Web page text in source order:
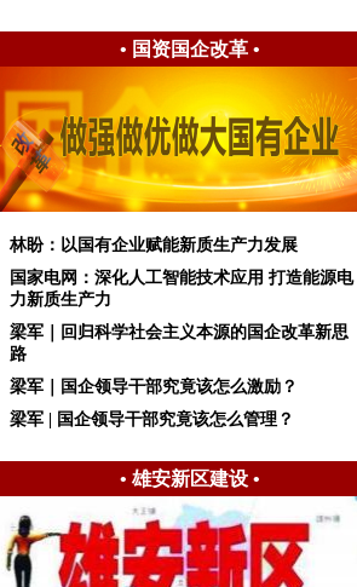
• 国资国企改革•
林盼：以国有企业赋能新质生产力发展
国家电网：深化人工智能技术应用 打造能源电
力新质生产力
梁军｜回归科学社会主义本源的国企改革新思
路
梁军｜国企领导干部究竟该怎么激励？
梁军 | 国企领导干部究竟该怎么管理？
• 雄安新区建设•